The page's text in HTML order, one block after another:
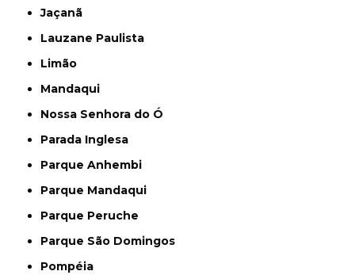
Jaçanã
Lauzane Paulista
Limão
Mandaqui
Nossa Senhora do Ó
Parada Inglesa
Parque Anhembi
Parque Mandaqui
Parque Peruche
Parque São Domingos
Pompéia